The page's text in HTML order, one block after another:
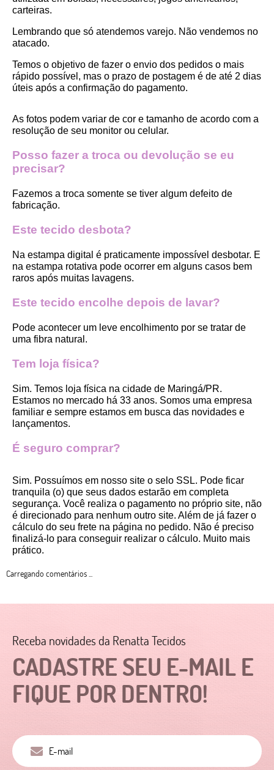
carteiras.
Lembrando que só atendemos varejo. Não vendemos no
atacado.
Temos o objetivo de fazer o envio dos pedidos o mais
rápido possível, mas o prazo de postagem é de até 2 dias
úteis após a confirmação do pagamento.
As fotos podem variar de cor e tamanho de acordo com a
resolução de seu monitor ou celular.
Posso fazer a troca ou devolução se eu
precisar?
Fazemos a troca somente se tiver algum defeito de
fabricação.
Este tecido desbota?
Na estampa digital é praticamente impossível desbotar. E
na estampa rotativa pode ocorrer em alguns casos bem
raros após muitas lavagens.
Este tecido encolhe depois de lavar?
Pode acontecer um leve encolhimento por se tratar de
uma fibra natural.
Tem loja física?
Sim. Temos loja física na cidade de Maringá/PR.
Estamos no mercado há 33 anos. Somos uma empresa
familiar e sempre estamos em busca das novidades e
lançamentos.
É seguro comprar?
Sim. Possuímos em nosso site o selo SSL. Pode ficar
tranquila (o) que seus dados estarão em completa
segurança. Você realiza o pagamento no próprio site, não
é direcionado para nenhum outro site. Além de já fazer o
cálculo do seu frete na página no pedido. Não é preciso
finalizá-lo para conseguir realizar o cálculo. Muito mais
prático.
Carregando comentários ...
CADASTRE SEU E-MAIL E
FIQUE POR DENTRO!
Receba novidades da Renatta Tecidos